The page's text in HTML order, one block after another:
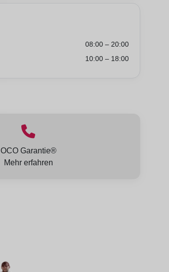
08:00 – 20:00
10:00 – 18:00
OCO Garantie®
Mehr erfahren